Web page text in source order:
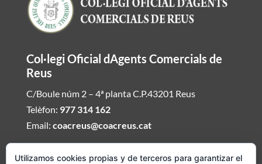
Col·legi Oficial dAgents Comercials de
Reus
C/Boule núm 2 – 4ª planta C.P.43201 Reus
Telèfon: 977 314 162
Email: coacreus@coacreus.cat
Horari del Col·legi dAgents Comercials
Utilizamos cookies propias y de terceros para garantizar el